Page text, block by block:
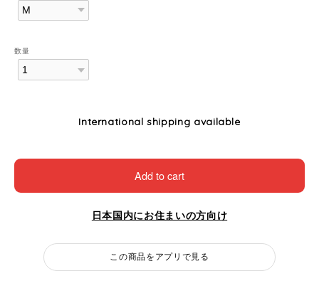
数量
International shipping available
Add to cart
日本国内にお住まいの方向け
この商品をアプリで見る